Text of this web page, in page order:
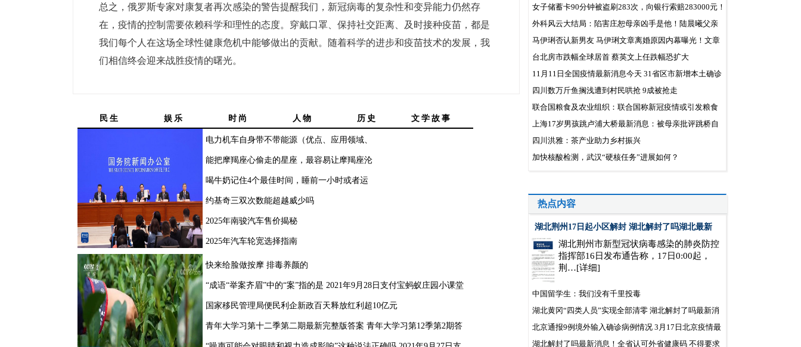
总之，俄罗斯专家对康复者再次感染的警告提醒我们，新冠病毒的复杂性和变异能力仍然存
在，疫情的控制需要依赖科学和理性的态度。穿戴口罩、保持社交距离、及时接种疫苗，都是
我们每个人在这场全球性健康危机中能够做出的贡献。随着科学的进步和疫苗技术的发展，我
们相信终会迎来战胜疫情的曙光。